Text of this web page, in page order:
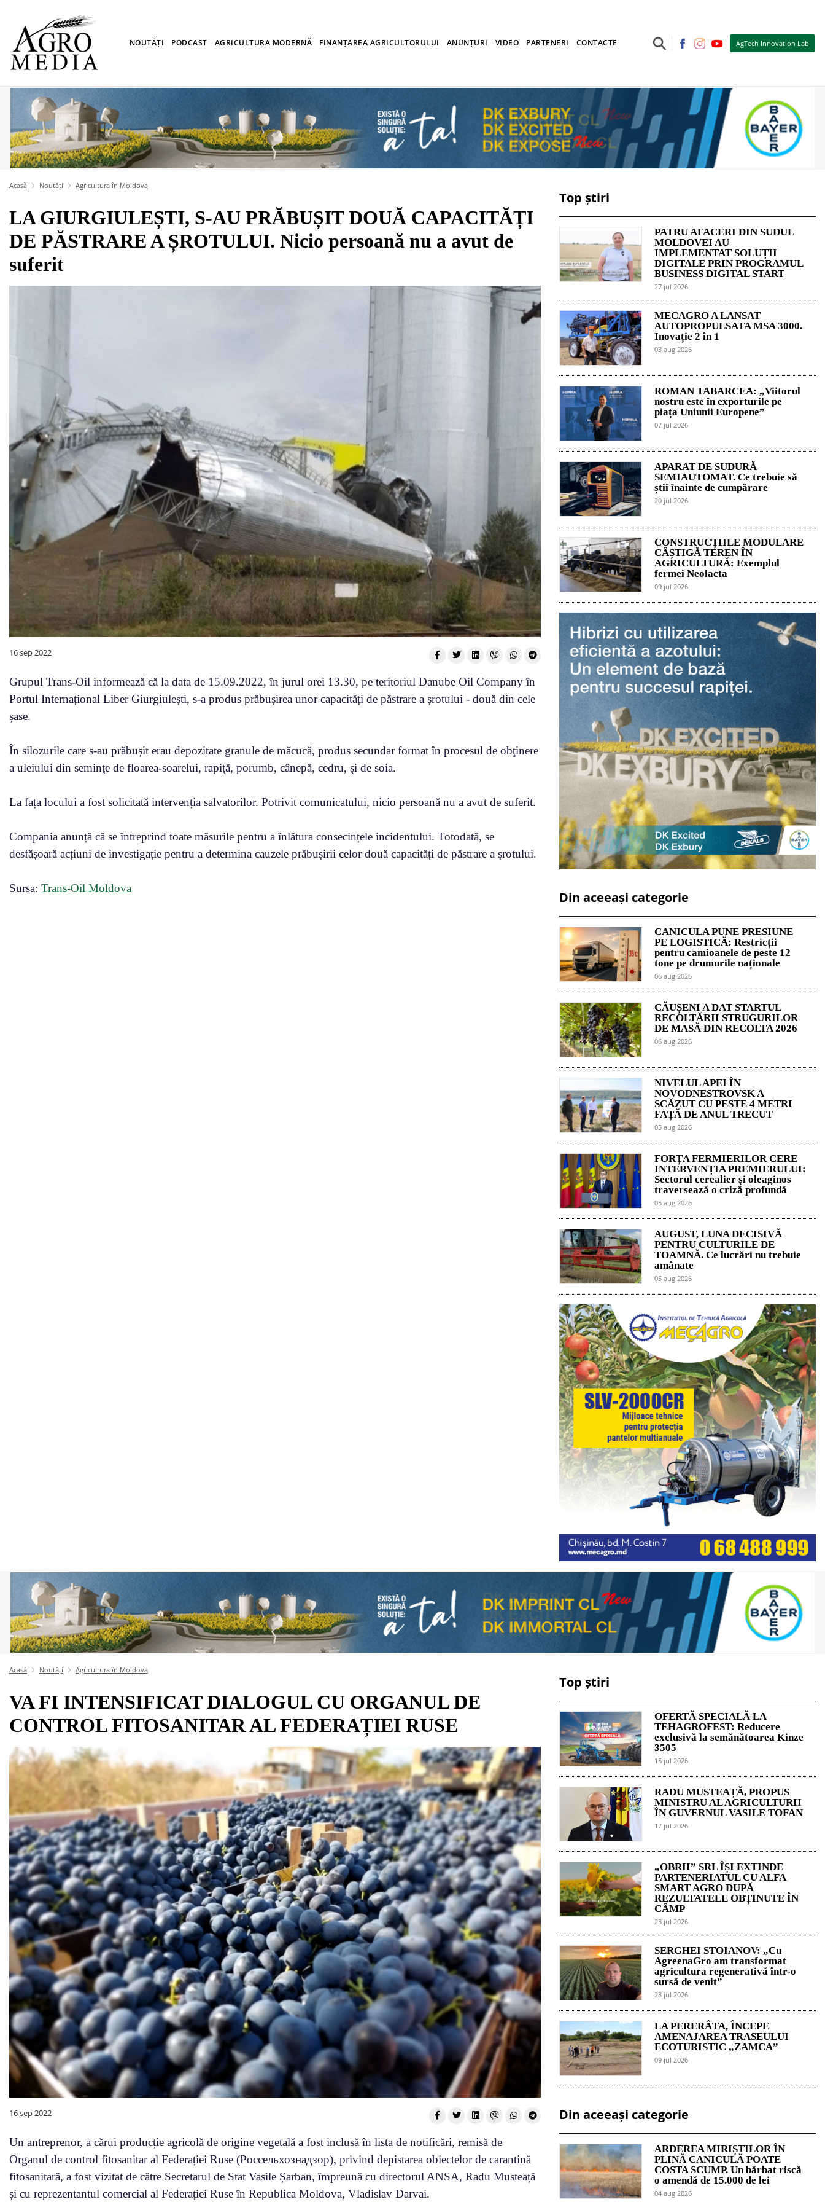
NOUTĂȚI PODCAST AGRICULTURA MODERNĂ FINANȚAREA AGRICULTORULUI ANUNȚURI VIDEO PARTENERI CONTACTE ⚲ AgTech Innovation Lab
Acasă Noutăți Agricultura în Moldova
LA GIURGIULEȘTI, S-AU PRĂBUȘIT DOUĂ CAPACITĂȚI
DE PĂSTRARE A ȘROTULUI. Nicio persoană nu a avut de
suferit
16 sep 2022
Grupul Trans-Oil informează că la data de 15.09.2022, în jurul orei 13.30, pe teritoriul Danube Oil Company în
Portul Internațional Liber Giurgiulești, s-a produs prăbușirea unor capacități de păstrare a șrotului - două din cele
șase.
În silozurile care s-au prăbușit erau depozitate granule de măcucă, produs secundar format în procesul de obţinere
a uleiului din seminţe de floarea-soarelui, rapiţă, porumb, cânepă, cedru, şi de soia.
La fața locului a fost solicitată intervenția salvatorilor. Potrivit comunicatului, nicio persoană nu a avut de suferit.
Compania anunță că se întreprind toate măsurile pentru a înlătura consecințele incidentului. Totodată, se
desfășoară acțiuni de investigație pentru a determina cauzele prăbușirii celor două capacități de păstrare a șrotului.
Sursa: Trans-Oil Moldova
Top știri
PATRU AFACERI DIN SUDUL
MOLDOVEI AU
IMPLEMENTAT SOLUȚII
DIGITALE PRIN PROGRAMUL
BUSINESS DIGITAL START
27 jul 2026
MECAGRO A LANSAT
AUTOPROPULSATA MSA 3000.
Inovație 2 în 1
03 aug 2026
ROMAN TABARCEA: „Viitorul
nostru este în exporturile pe
piața Uniunii Europene”
07 jul 2026
APARAT DE SUDURĂ
SEMIAUTOMAT. Ce trebuie să
știi înainte de cumpărare
20 jul 2026
CONSTRUCȚIILE MODULARE
CÂȘTIGĂ TEREN ÎN
AGRICULTURĂ: Exemplul
fermei Neolacta
09 jul 2026
Din aceeași categorie
CANICULA PUNE PRESIUNE
PE LOGISTICĂ: Restricții
pentru camioanele de peste 12
tone pe drumurile naționale
06 aug 2026
CĂUȘENI A DAT STARTUL
RECOLTĂRII STRUGURILOR
DE MASĂ DIN RECOLTA 2026
06 aug 2026
NIVELUL APEI ÎN
NOVODNESTROVSK A
SCĂZUT CU PESTE 4 METRI
FAȚĂ DE ANUL TRECUT
05 aug 2026
FORȚA FERMIERILOR CERE
INTERVENȚIA PREMIERULUI:
Sectorul cerealier și oleaginos
traversează o criză profundă
05 aug 2026
AUGUST, LUNA DECISIVĂ
PENTRU CULTURILE DE
TOAMNĂ. Ce lucrări nu trebuie
amânate
05 aug 2026
Acasă Noutăți Agricultura în Moldova
VA FI INTENSIFICAT DIALOGUL CU ORGANUL DE
CONTROL FITOSANITAR AL FEDERAȚIEI RUSE
16 sep 2022
Un antreprenor, a cărui producție agricolă de origine vegetală a fost inclusă în lista de notificări, remisă de
Organul de control fitosanitar al Federației Ruse (Россельхознадзор), privind depistarea obiectelor de carantină
fitosanitară, a fost vizitat de către Secretarul de Stat Vasile Șarban, împreună cu directorul ANSA, Radu Musteață
și cu reprezentantul comercial al Federației Ruse în Republica Moldova, Vladislav Darvai.
Top știri
OFERTĂ SPECIALĂ LA
TEHAGROFEST: Reducere
exclusivă la semănătoarea Kinze
3505
15 jul 2026
RADU MUSTEAȚĂ, PROPUS
MINISTRU AL AGRICULTURII
ÎN GUVERNUL VASILE TOFAN
17 jul 2026
„OBRII” SRL ÎȘI EXTINDE
PARTENERIATUL CU ALFA
SMART AGRO DUPĂ
REZULTATELE OBȚINUTE ÎN
CÂMP
23 jul 2026
SERGHEI STOIANOV: „Cu
AgreenaGro am transformat
agricultura regenerativă într-o
sursă de venit”
28 jul 2026
LA PERERÂTA, ÎNCEPE
AMENAJAREA TRASEULUI
ECOTURISTIC „ZAMCA”
09 jul 2026
Din aceeași categorie
ARDEREA MIRIȘTILOR ÎN
PLINĂ CANICULĂ POATE
COSTA SCUMP. Un bărbat riscă
o amendă de 15.000 de lei
04 aug 2026